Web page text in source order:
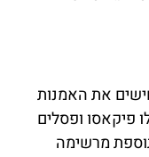
את האמנות
פיקאסו ופסלים
מרשימה